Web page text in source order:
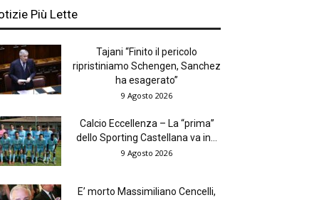
Più Lette
Tajani “Finito il pericolo
ripristiniamo Schengen, Sanchez
ha esagerato”
9 Agosto 2026
Calcio Eccellenza – La “prima”
dello Sporting Castellana va in...
9 Agosto 2026
E’ morto Massimiliano Cencelli,